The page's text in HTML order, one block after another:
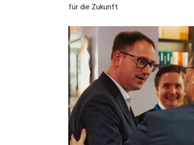
für die Zukunft.